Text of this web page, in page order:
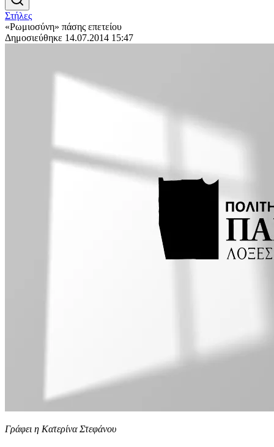
Στήλες
«Ρωμιοσύνη» πάσης επετείου
Δημοσιεύθηκε 14.07.2014 15:47
Γράφει η Κατερίνα Στεφάνου